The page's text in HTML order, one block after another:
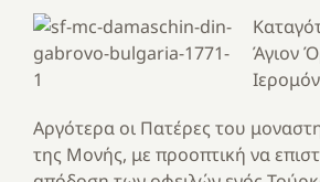
Άγιον
Αργότερα οι Πατέρες του
της Μονής, με προοπτική να